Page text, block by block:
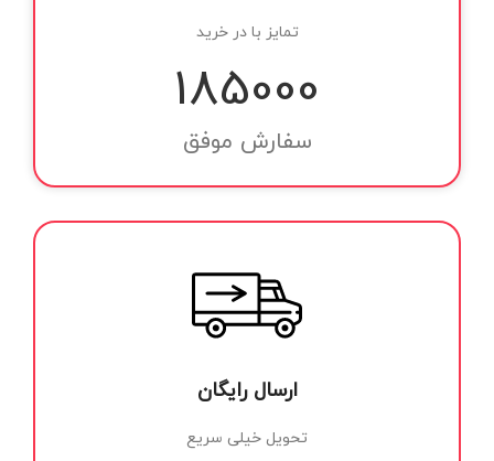
تمایز با در خرید
185000
سفارش موفق
ارسال رایگان
تحویل خیلی سریع